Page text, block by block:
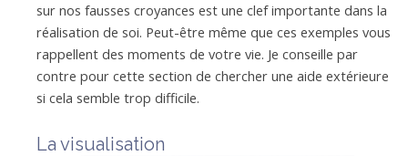
sur nos fausses croyances est une clef importante dans la
réalisation de soi. Peut-être même que ces exemples vous
rappellent des moments de votre vie. Je conseille par
contre pour cette section de chercher une aide extérieure
si cela semble trop difficile.
La visualisation